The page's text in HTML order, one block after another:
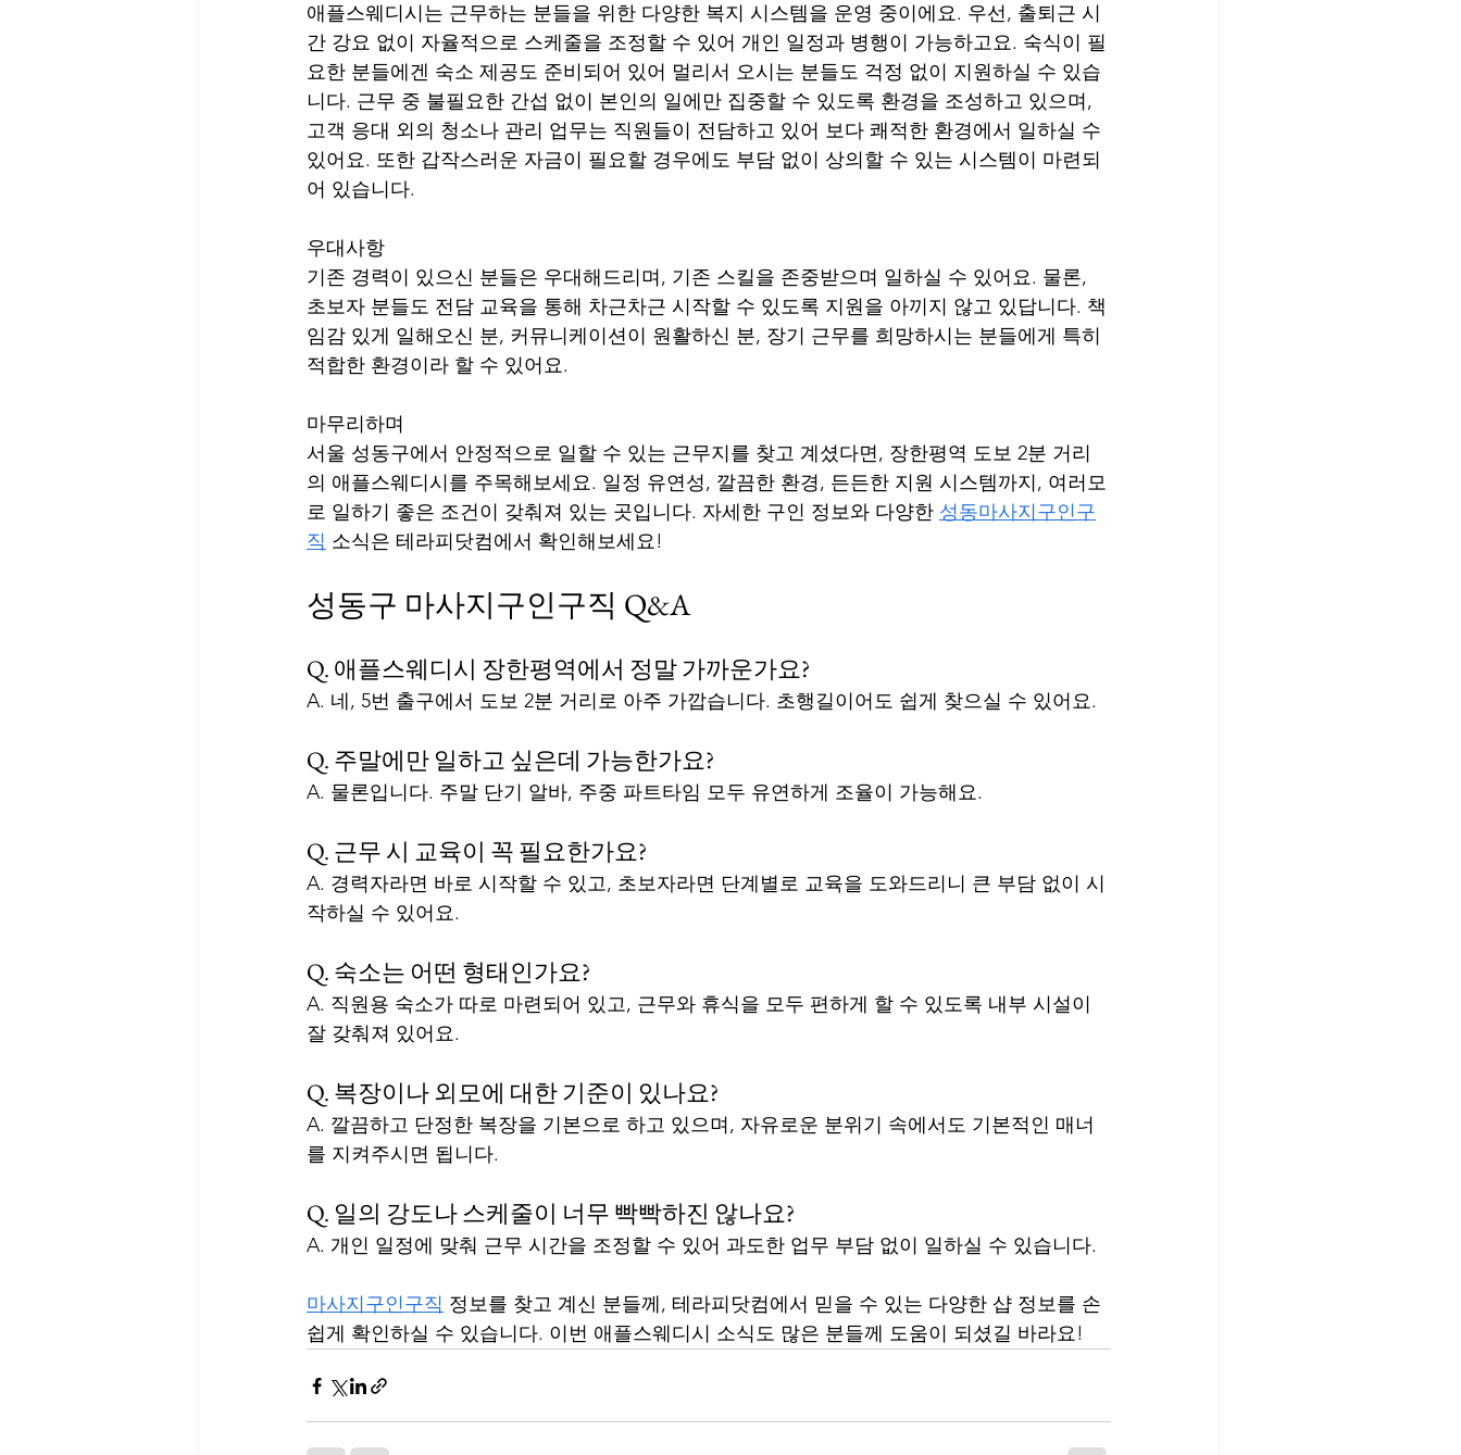
애플스웨디시는 근무하는 분들을 위한 다양한 복지 시스템을 운영 중이에요. 우선, 출퇴근 시
간 강요 없이 자율적으로 스케줄을 조정할 수 있어 개인 일정과 병행이 가능하고요. 숙식이 필
요한 분들에겐 숙소 제공도 준비되어 있어 멀리서 오시는 분들도 걱정 없이 지원하실 수 있습
니다. 근무 중 불필요한 간섭 없이 본인의 일에만 집중할 수 있도록 환경을 조성하고 있으며,
고객 응대 외의 청소나 관리 업무는 직원들이 전담하고 있어 보다 쾌적한 환경에서 일하실 수
있어요. 또한 갑작스러운 자금이 필요할 경우에도 부담 없이 상의할 수 있는 시스템이 마련되
어 있습니다.
우대사항
기존 경력이 있으신 분들은 우대해드리며, 기존 스킬을 존중받으며 일하실 수 있어요. 물론,
초보자 분들도 전담 교육을 통해 차근차근 시작할 수 있도록 지원을 아끼지 않고 있답니다. 책
임감 있게 일해오신 분, 커뮤니케이션이 원활하신 분, 장기 근무를 희망하시는 분들에게 특히
적합한 환경이라 할 수 있어요.
마무리하며
서울 성동구에서 안정적으로 일할 수 있는 근무지를 찾고 계셨다면, 장한평역 도보 2분 거리
의 애플스웨디시를 주목해보세요. 일정 유연성, 깔끔한 환경, 든든한 지원 시스템까지, 여러모
로 일하기 좋은 조건이 갖춰져 있는 곳입니다. 자세한 구인 정보와 다양한 성동마사지구인구
직 소식은 테라피닷컴에서 확인해보세요!
성동구 마사지구인구직 Q&A
Q. 애플스웨디시 장한평역에서 정말 가까운가요?
A. 네, 5번 출구에서 도보 2분 거리로 아주 가깝습니다. 초행길이어도 쉽게 찾으실 수 있어요.
Q. 주말에만 일하고 싶은데 가능한가요?
A. 물론입니다. 주말 단기 알바, 주중 파트타임 모두 유연하게 조율이 가능해요.
Q. 근무 시 교육이 꼭 필요한가요?
A. 경력자라면 바로 시작할 수 있고, 초보자라면 단계별로 교육을 도와드리니 큰 부담 없이 시
작하실 수 있어요.
Q. 숙소는 어떤 형태인가요?
A. 직원용 숙소가 따로 마련되어 있고, 근무와 휴식을 모두 편하게 할 수 있도록 내부 시설이
잘 갖춰져 있어요.
Q. 복장이나 외모에 대한 기준이 있나요?
A. 깔끔하고 단정한 복장을 기본으로 하고 있으며, 자유로운 분위기 속에서도 기본적인 매너
를 지켜주시면 됩니다.
Q. 일의 강도나 스케줄이 너무 빡빡하진 않나요?
A. 개인 일정에 맞춰 근무 시간을 조정할 수 있어 과도한 업무 부담 없이 일하실 수 있습니다.
마사지구인구직 정보를 찾고 계신 분들께, 테라피닷컴에서 믿을 수 있는 다양한 샵 정보를 손
쉽게 확인하실 수 있습니다. 이번 애플스웨디시 소식도 많은 분들께 도움이 되셨길 바라요!